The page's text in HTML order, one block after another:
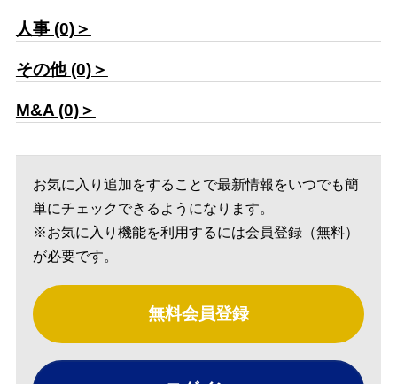
人事 (0)＞
その他 (0)＞
M&A (0)＞
お気に入り追加をすることで最新情報をいつでも簡
単にチェックできるようになります。
※お気に入り機能を利用するには会員登録（無料）
が必要です。
無料会員登録